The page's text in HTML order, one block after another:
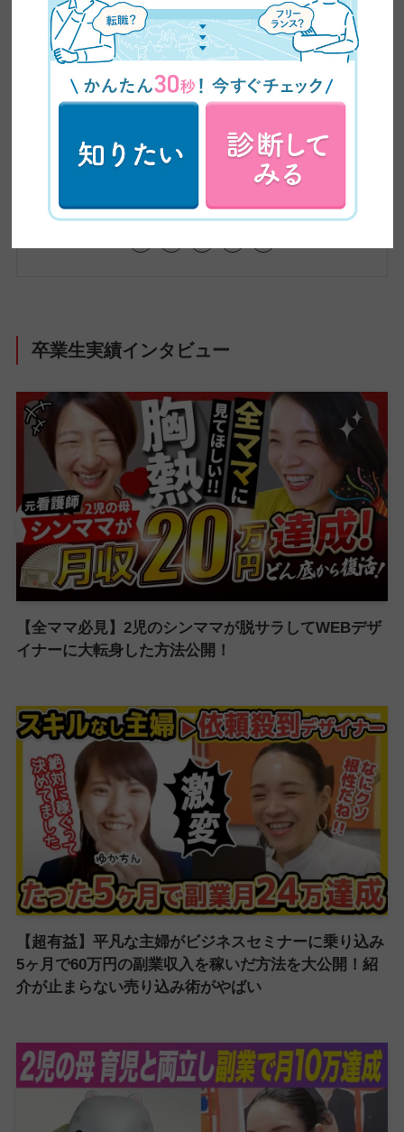
ワーク・副業といった新しい働き方から、WEBデ
ザインやWEBライティングなどのリスキリングま
で、これからの時代に必要な情報をわかりやす
く、かつ専門的に発信しています。記事は、自社
の現役クリエイターの知見をもとに制作。未経験
名超の卒業生の実体験や、実際のインタビューも
交えながら、スキル習得からキャリア形成まで、
学びのあらゆる段階で役立つ、正確で信頼性の高
い情報をお届けしています。
卒業生実績インタビュー
【全ママ必見】2児のシンママが脱サラしてWEBデザ
イナーに大転身した方法公開！
【超有益】平凡な主婦がビジネスセミナーに乗り込み
5ヶ月で60万円の副業収入を稼いだ方法を大公開！紹
介が止まらない売り込み術がやばい